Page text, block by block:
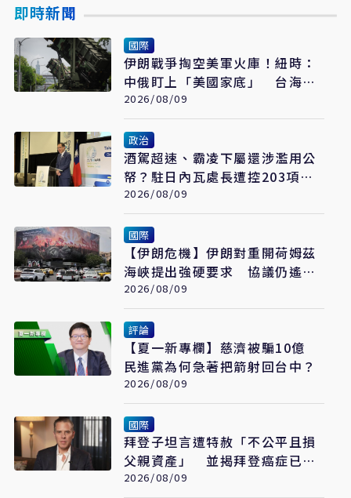
即時新聞
國際
伊朗戰爭掏空美軍火庫！紐時：
中俄盯上「美國家底」 台海戰
力恐成最大受害者
2026/08/09
政治
酒駕超速、霸凌下屬還涉濫用公
帑？駐日內瓦處長遭控203項爭
議 外交部啟動調查
2026/08/09
國際
【伊朗危機】伊朗對重開荷姆茲
海峽提出強硬要求 協議仍遙不
可及
2026/08/09
評論
【夏一新專欄】慈濟被騙10億
民進黨為何急著把箭射回台中？
2026/08/09
國際
拜登子坦言遭特赦「不公平且損
父親資產」 並揭拜登癌症已擴
散至骨骼
2026/08/09